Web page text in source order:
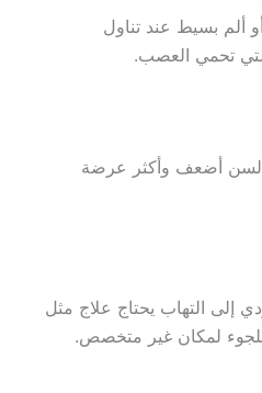
ألم بسيط عند تناول
تحمي العصب.
السن أضعف وأكثر عرضة
إلى التهاب يحتاج علاج مثل
لمكان غير متخصص.